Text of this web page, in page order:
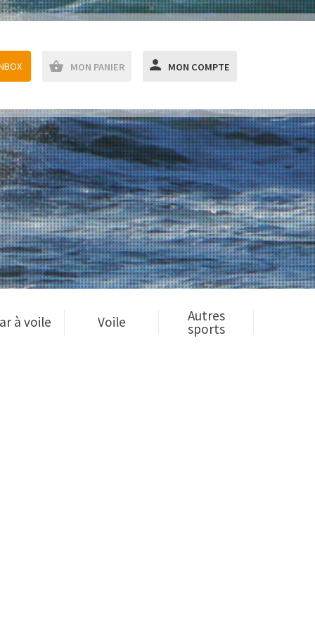
MON COMPTE
MON PANIER
à voile Voile Autres
sports